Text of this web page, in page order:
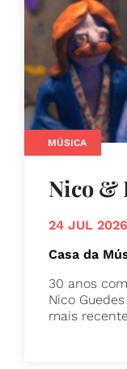
MÚSICA
Nico &
24 JUL
Casa da
30 anos
Nico
mais